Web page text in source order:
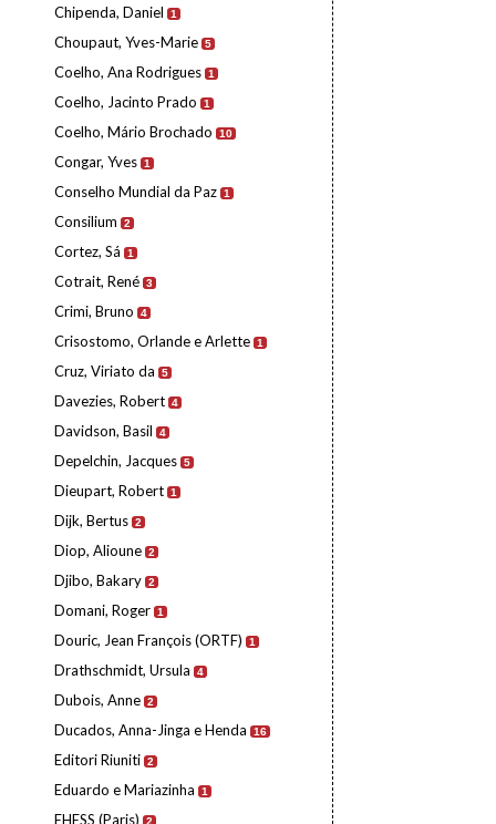
Chipenda, Daniel 1
Choupaut, Yves-Marie 5
Coelho, Ana Rodrigues 1
Coelho, Jacinto Prado 1
Coelho, Mário Brochado 10
Congar, Yves 1
Conselho Mundial da Paz 1
Consilium 2
Cortez, Sá 1
Cotrait, René 3
Crimi, Bruno 4
Crisostomo, Orlande e Arlette 1
Cruz, Viriato da 5
Davezies, Robert 4
Davidson, Basil 4
Depelchin, Jacques 5
Dieupart, Robert 1
Dijk, Bertus 2
Diop, Alioune 2
Djibo, Bakary 2
Domani, Roger 1
Douric, Jean François (ORTF) 1
Drathschmidt, Ursula 4
Dubois, Anne 2
Ducados, Anna-Jinga e Henda 16
Editori Riuniti 2
Eduardo e Mariazinha 1
EHESS (Paris) 2